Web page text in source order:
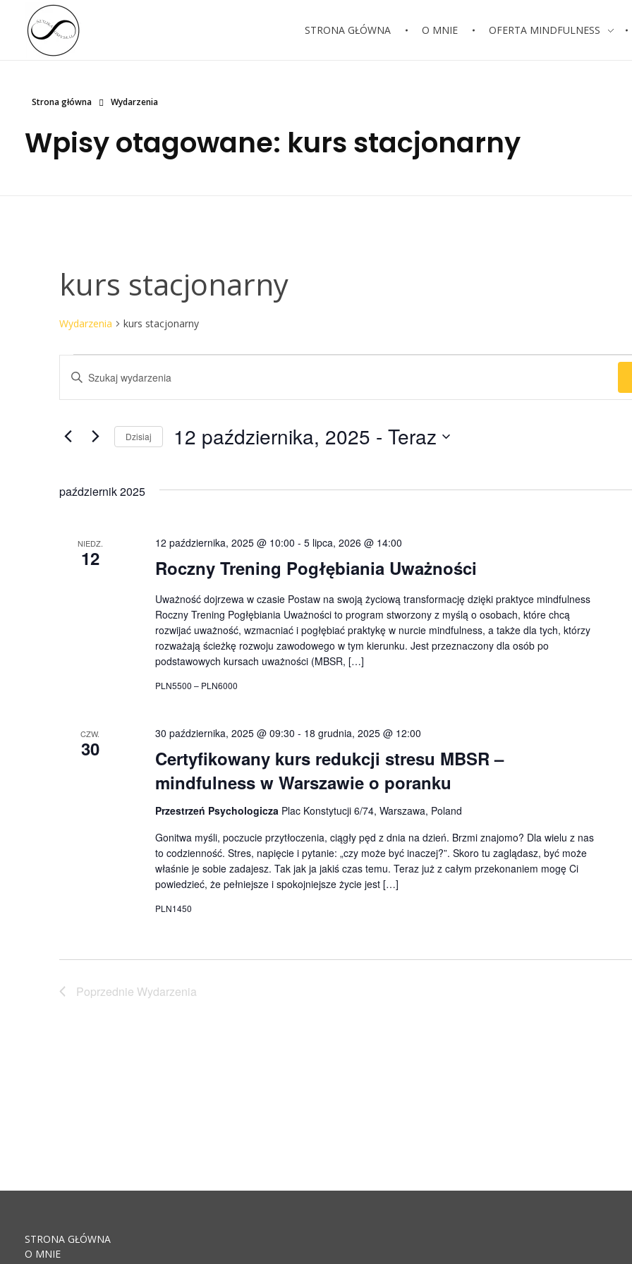
sztuka umysłu
STRONA GŁÓWNA O MNIE OFERTA MINDFULNESS
Strona główna Wydarzenia
Wpisy otagowane: kurs stacjonarny
kurs stacjonarny
Wydarzenia kurs stacjonarny
Wydarzenia
po
wyszukiwaniu
widokach
Wpisz
Szukaj
wg
Wydarzenia.
Dzisiaj 12 października, 2025 - Teraz
październik 2025
NIEDZ.
12 Roczny Trening Pogłębiania Uważności
12 października, 2025 @ 10:00 - 5 lipca, 2026 @ 14:00
Uważność dojrzewa w czasie Postaw na swoją życiową transformację dzięki praktyce mindfulness
Roczny Trening Pogłębiania Uważności to program stworzony z myślą o osobach, które chcą
rozwijać uważność, wzmacniać i pogłębiać praktykę w nurcie mindfulness, a także dla tych, którzy
rozważają ścieżkę rozwoju zawodowego w tym kierunku. Jest przeznaczony dla osób po
podstawowych kursach uważności (MBSR, […]
PLN5500 – PLN6000
CZW.
30
Certyfikowany kurs redukcji stresu MBSR –
mindfulness w Warszawie o poranku
30 października, 2025 @ 09:30 - 18 grudnia, 2025 @ 12:00
Przestrzeń Psychologicza Plac Konstytucji 6/74, Warszawa, Poland
Gonitwa myśli, poczucie przytłoczenia, ciągły pęd z dnia na dzień. Brzmi znajomo? Dla wielu z nas
to codzienność. Stres, napięcie i pytanie: „czy może być inaczej?”. Skoro tu zaglądasz, być może
właśnie je sobie zadajesz. Tak jak ja jakiś czas temu. Teraz już z całym przekonaniem mogę Ci
powiedzieć, że pełniejsze i spokojniejsze życie jest […]
PLN1450
Poprzednie Wydarzenia
STRONA GŁÓWNA
O MNIE